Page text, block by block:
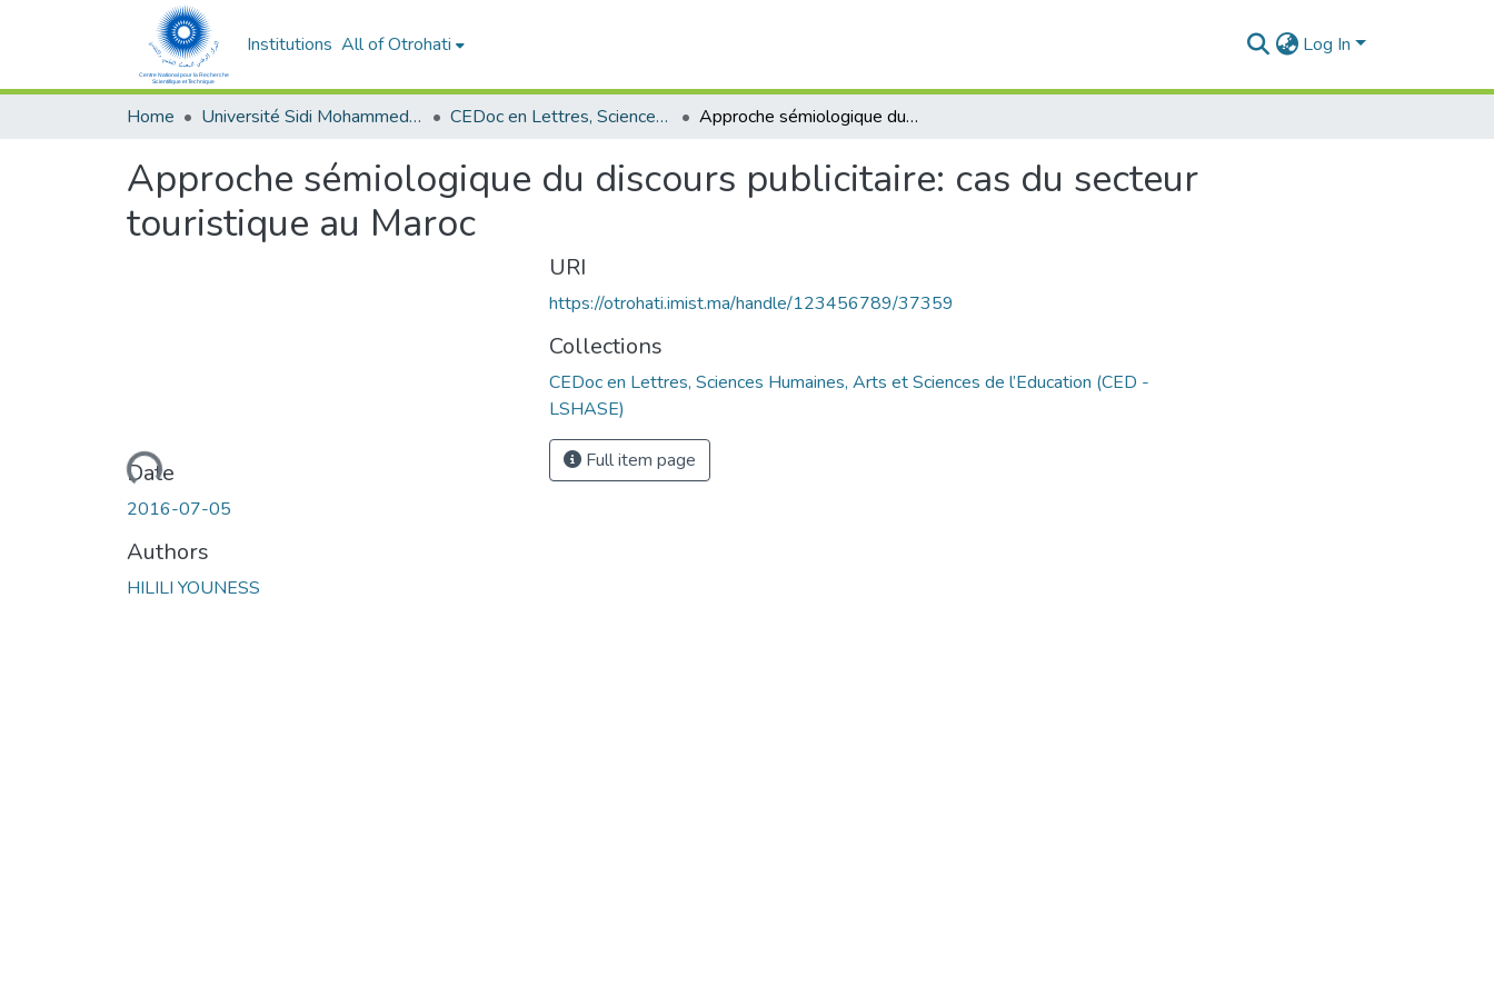
Institutions All of Otrohati Log In
Home Université Sidi Mohammed Ben Abdellah - Fès CEDoc en Lettres, Sciences Humaines, Arts et Sciences de l’Education (CED - LSHASE) Approche sémiologique du discours publicitaire: cas du secteur touristique au Maroc
Approche sémiologique du discours publicitaire: cas du secteur
touristique au Maroc
Loading...
Date
2016-07-05
Authors
HILILI YOUNESS
URI
https://otrohati.imist.ma/handle/123456789/37359
Collections
CEDoc en Lettres, Sciences Humaines, Arts et Sciences de l’Education (CED -
LSHASE)
Full item page